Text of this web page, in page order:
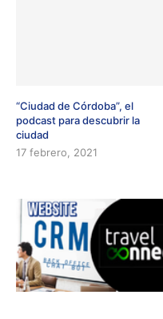
“Ciudad de Córdoba”, el
podcast para descubrir la
ciudad
17 febrero, 2021